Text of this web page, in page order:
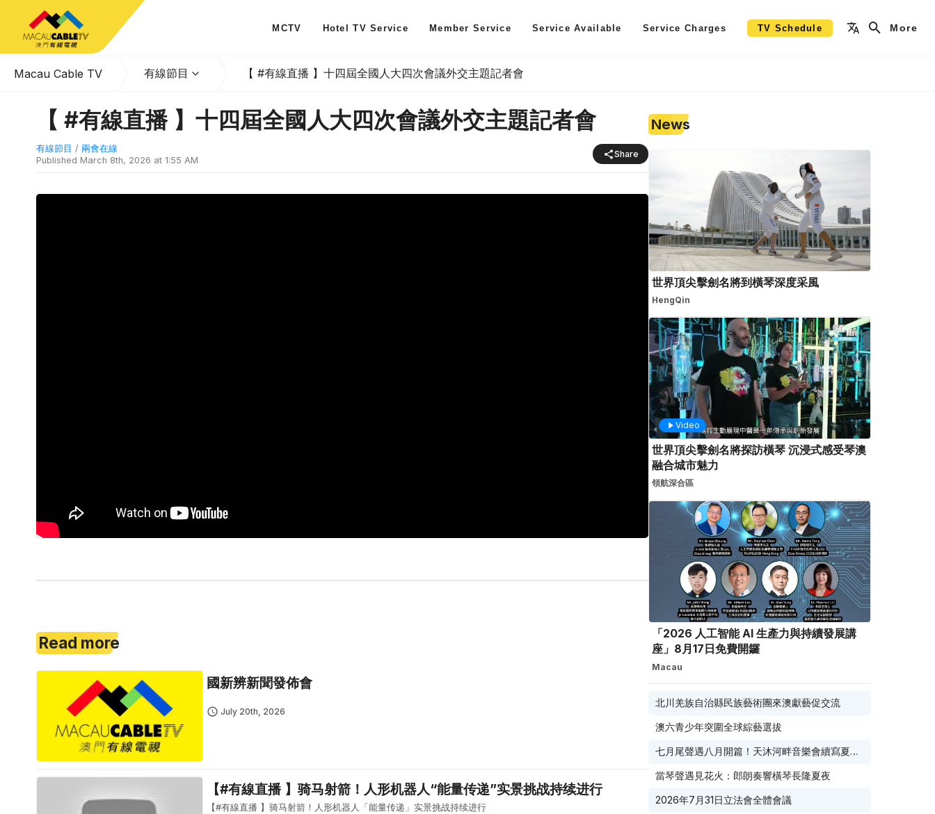
MCTV Hotel TV Service Member Service Service Available Service Charges TV Schedule More
Macau Cable TV 有線節目 【 #有線直播 】十四屆全國人大四次會議外交主題記者會
【 #有線直播 】十四屆全國人大四次會議外交主題記者會
有線節目 / 兩會在線
Published March 8th, 2026 at 1:55 AM
Share
Read more
國新辨新聞發佈會
July 20th, 2026
【#有線直播 】骑马射箭！人形机器人“能量传递”实景挑战持续进行
【#有線直播 】骑马射箭！人形机器人「能量传递」实景挑战持续进行
News
世界頂尖擊劍名將到橫琴深度采風
HengQin
Video
世界頂尖擊劍名將探訪橫琴 沉浸式感受琴澳
融合城市魅力
領航深合區
「2026 人工智能 AI 生產力與持續發展講
座」8月17日免費開鑼
Macau
北川羌族自治縣民族藝術團來澳獻藝促交流
澳六青少年突圍全球綜藝選拔
七月尾聲遇八月開篇！天沐河畔音樂會續寫夏夜
當琴聲遇見花火：郎朗奏響橫琴長隆夏夜
2026年7月31日立法會全體會議